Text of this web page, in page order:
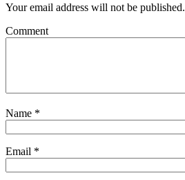
Your email address will not be published.
Comment
Name *
Email *